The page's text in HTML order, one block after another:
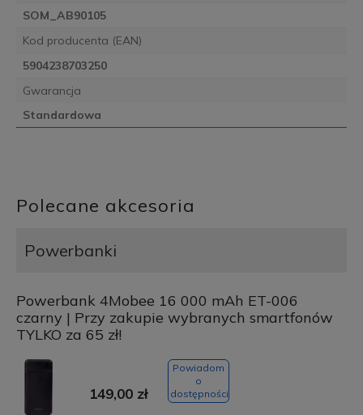
SOM_AB90105
Kod producenta (EAN)
5904238703250
Gwarancja
Standardowa
Polecane akcesoria
Powerbanki
Powerbank 4Mobee 16 000 mAh ET-006
czarny | Przy zakupie wybranych smartfonów
TYLKO za 65 zł!
149,00 zł
Powiadom
o
dostępności